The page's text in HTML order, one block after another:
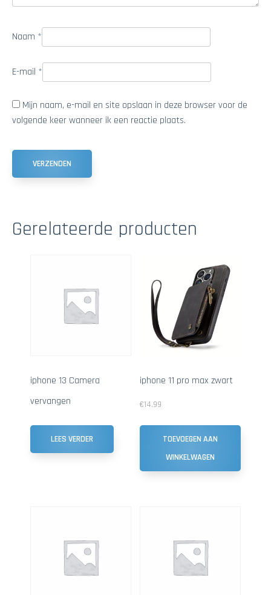
Naam *
E-mail *
Mijn naam, e-mail en site opslaan in deze browser voor de
volgende keer wanneer ik een reactie plaats.
Gerelateerde producten
iphone 13 Camera
vervangen
LEES VERDER
iphone 11 pro max zwart
€14.99
TOEVOEGEN AAN
WINKELWAGEN